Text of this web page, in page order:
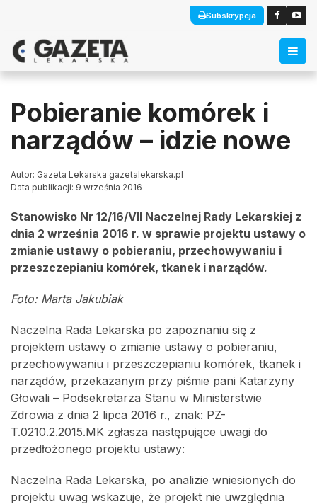
Subskrypcja
Pobieranie komórek i
narządów – idzie nowe
Autor: Gazeta Lekarska gazetalekarska.pl
Data publikacji: 9 września 2016
Stanowisko Nr 12/16/VII Naczelnej Rady Lekarskiej z
dnia 2 września 2016 r. w sprawie projektu ustawy o
zmianie ustawy o pobieraniu, przechowywaniu i
przeszczepianiu komórek, tkanek i narządów.
Foto: Marta Jakubiak
Naczelna Rada Lekarska po zapoznaniu się z
projektem ustawy o zmianie ustawy o pobieraniu,
przechowywaniu i przeszczepianiu komórek, tkanek i
narządów, przekazanym przy piśmie pani Katarzyny
Głowali – Podsekretarza Stanu w Ministerstwie
Zdrowia z dnia 2 lipca 2016 r., znak: PZ-
T.0210.2.2015.MK zgłasza następujące uwagi do
przedłożonego projektu ustawy:
Naczelna Rada Lekarska, po analizie wniesionych do
projektu uwag wskazuje, że projekt nie uwzględnia